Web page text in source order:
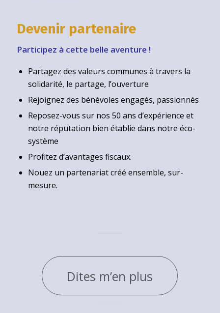
Devenir partenaire
Participez à cette belle aventure !
Partagez des valeurs communes à travers la
solidarité, le partage, l’ouverture
Rejoignez des bénévoles engagés, passionnés
Reposez-vous sur nos 50 ans d’expérience et
notre réputation bien établie dans notre éco-
système
Profitez d’avantages fiscaux.
Nouez un partenariat créé ensemble, sur-
mesure.
Dites m’en plus